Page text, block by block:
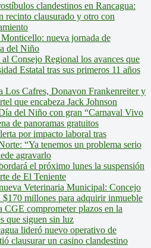
clandestinos en Rancagua:
recinto clausurado y otro con
nueva jornada de
del Niño
Consejo Regional los avances que
Estatal tras sus primeros 11 años
Los Cafres, Donavon Frankenreiter y
que encabeza Jack Johnson
del Niño con gran “Carnaval Vivo
de panoramas gratuitos
por impacto laboral tras
“Ya tenemos un problema serio
agravarlo
el próximo lunes la suspensión
de El Teniente
Veterinaria Municipal: Concejo
millones para adquirir inmueble
CGE comprometer plazos en la
que siguen sin luz
lideró nuevo operativo de
clausurar un casino clandestino